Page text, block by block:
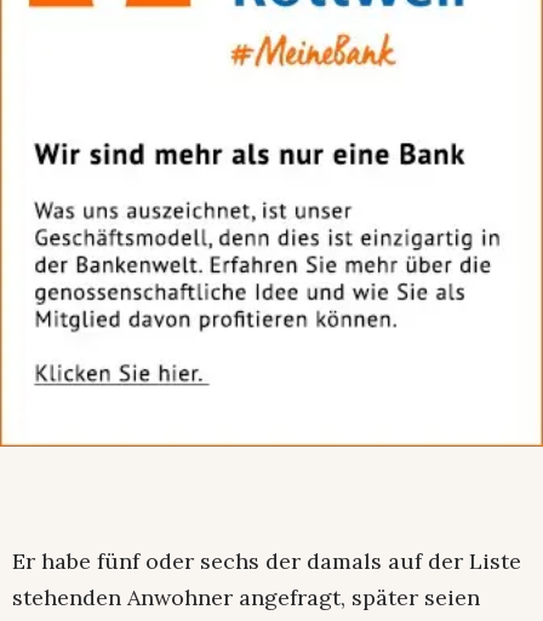
Er habe fünf oder sechs der damals auf der Liste
stehenden Anwohner angefragt, später seien